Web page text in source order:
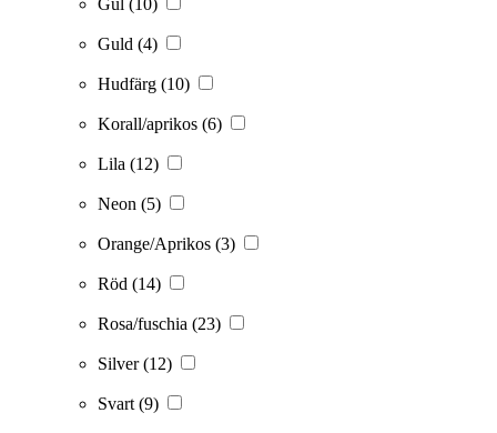
Gul (10)
Guld (4)
Hudfärg (10)
Korall/aprikos (6)
Lila (12)
Neon (5)
Orange/Aprikos (3)
Röd (14)
Rosa/fuschia (23)
Silver(12)
Svart(9)